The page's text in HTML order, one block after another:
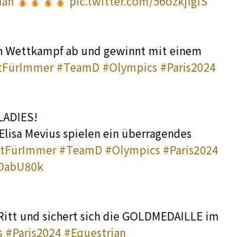
Wettkampf ab und gewinnt mit einem
#TeamD #Olympics #Paris2024
Mevius spielen ein überragendes
#TeamD #Olympics #Paris2024
und sichert sich die GOLDMEDAILLE im
#Paris2024 #Equestrian